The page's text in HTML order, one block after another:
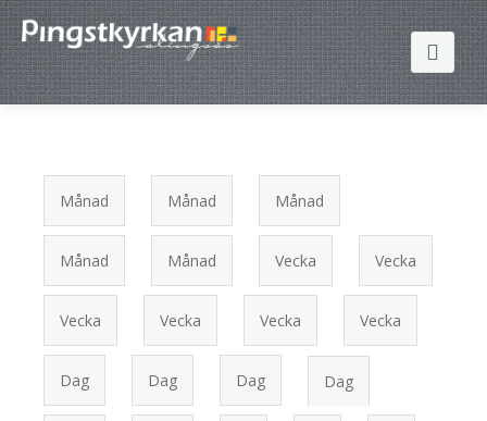
Hem
Om oss
Vår tro och värdegrund
Vår vision
Organisation
Verksamhet
Barn
Bön
En gåva till stan
Om EGTS
Lyssna
Primära flikar
Månad Månad Månad
Månad Månad Vecka Vecka
Vecka Vecka Vecka Vecka
Dag Dag Dag Dag
flik)